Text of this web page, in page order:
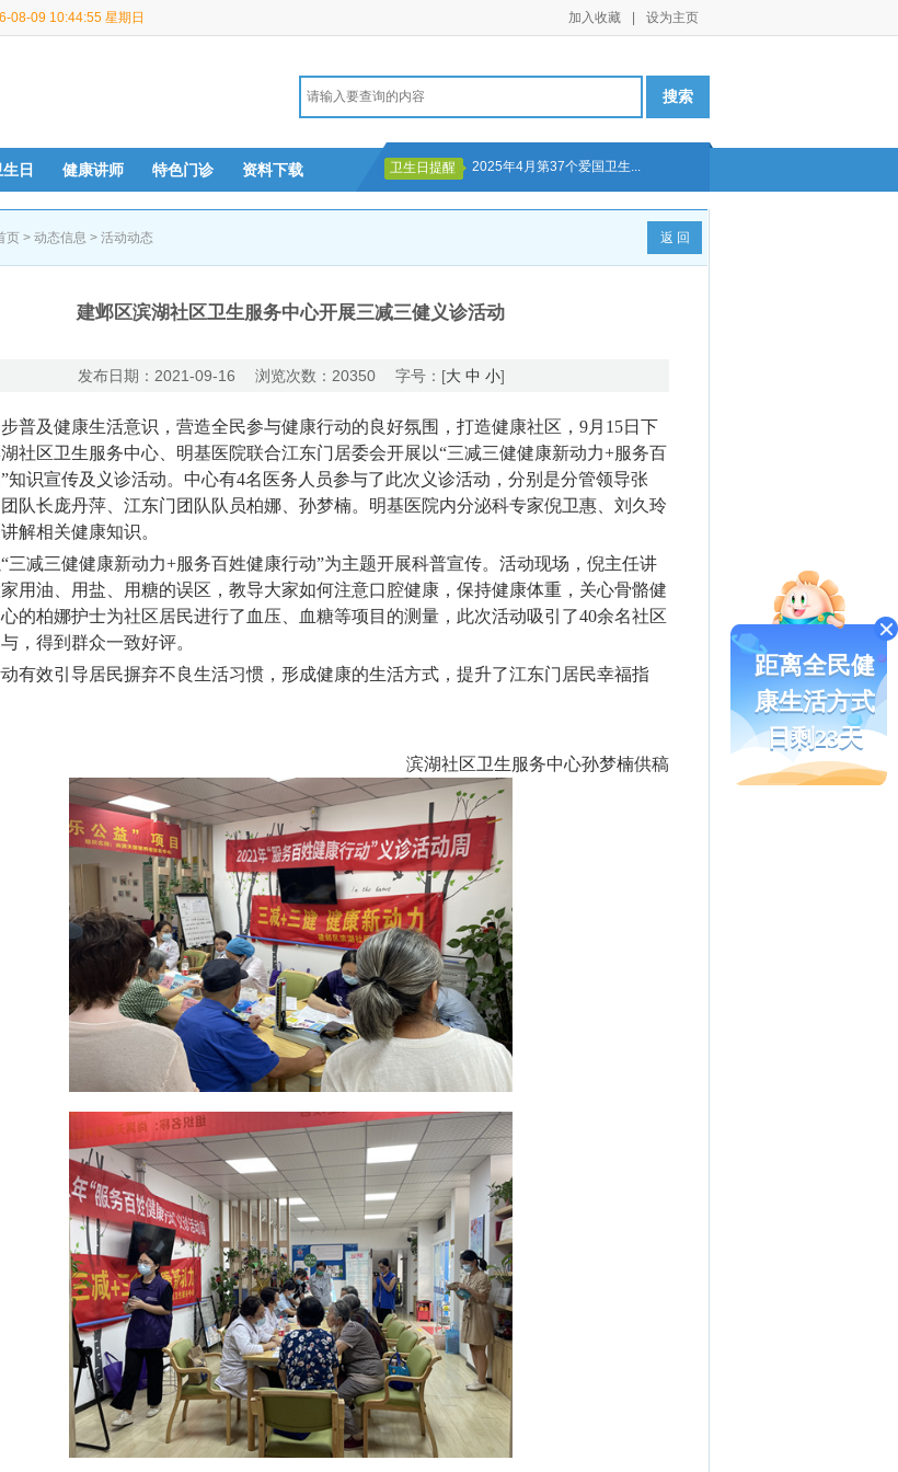
距离全民健
康生活方式
日剩23天
加入收藏 设为主页
08-09 10:44:56 星期日
生日 健康讲师 特色门诊 资料下载 卫生日提醒 2025年4月第37个爱国卫生...
页 > 动态信息 > 活动动态 返 回
建邺区滨湖社区卫生服务中心开展三减三健义诊活动
发布日期：2021-09-16 浏览次数：20350 字号：[大 中 小]
普及健康生活意识，营造全民参与健康行动的良好氛围，打造健康社区，9月15日下
社区卫生服务中心、明基医院联合江东门居委会开展以“三减三健健康新动力+服务百
知识宣传及义诊活动。中心有4名医务人员参与了此次义诊活动，分别是分管领导张
队长庞丹萍、江东门团队队员柏娜、孙梦楠。明基医院内分泌科专家倪卫惠、刘久玲
解相关健康知识。
三减三健健康新动力+服务百姓健康行动”为主题开展科普宣传。活动现场，倪主任讲
用油、用盐、用糖的误区，教导大家如何注意口腔健康，保持健康体重，关心骨骼健
的柏娜护士为社区居民进行了血压、血糖等项目的测量，此次活动吸引了40余名社区
，得到群众一致好评。
有效引导居民摒弃不良生活习惯，形成健康的生活方式，提升了江东门居民幸福指
滨湖社区卫生服务中心孙梦楠供稿